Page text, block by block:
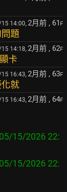
14:00, 2月前 , 61 F
題
14:18, 2月前 , 62F
卡
16:43, 2月前 , 63F
就
16:43, 2月前 , 64F
15/2026 22:
15/2026 22: